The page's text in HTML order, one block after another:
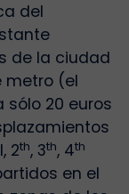
del
de la ciudad
metro (el
20 euros
2th, 3th, 4th
en el